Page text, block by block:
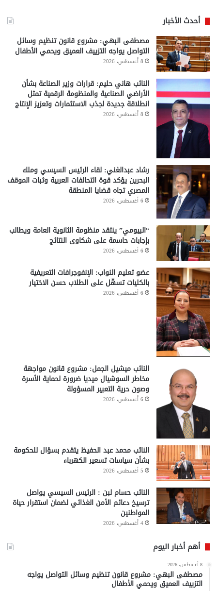
أحدث الأخبار
مصطفى البهي: مشروع قانون تنظيم وسائل
التواصل يواجه التزييف العميق ويحمي الأطفال
8 أغسطس، 2026
النائب هاني حليم: قرارات وزير الصناعة بشأن
الأراضي الصناعية والمنظومة الرقمية تمثل
انطلاقة جديدة لجذب الاستثمارات وتعزيز الإنتاج
8 أغسطس، 2026
رشاد عبدالغني: لقاء الرئيس السيسي وملك
البحرين يؤكد قوة التحالفات العربية وثبات الموقف
المصري تجاه قضايا المنطقة
6 أغسطس، 2026
“البيومي” ينتقد منظومة الثانوية العامة ويطالب
بإجابات حاسمة على شكاوى النتائج
6 أغسطس، 2026
عضو تعليم النواب: الإنفوجرافات التعريفية
بالكليات تسهّل على الطلاب حسن الاختيار
6 أغسطس، 2026
النائب ميشيل الجمل: مشروع قانون مواجهة
مخاطر السوشيال ميديا ضرورة لحماية الأسرة
وصون حرية التعبير المسؤولة
6 أغسطس، 2026
النائب محمد عبد الحفيظ يتقدم بسؤال للحكومة
بشأن سياسات تسعير الكهرباء
5 أغسطس، 2026
النائب حسام لبن : الرئيس السيسي يواصل
ترسيخ دعائم الأمن الغذائي لضمان استقرار حياة
المواطنين
4 أغسطس، 2026
أهم أخبار اليوم
8 أغسطس، 2026
مصطفى البهي: مشروع قانون تنظيم وسائل التواصل يواجه
التزييف العميق ويحمي الأطفال